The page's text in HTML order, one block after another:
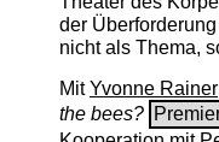
der
nicht als Thema,
MitYvonne Rainer
the bees?